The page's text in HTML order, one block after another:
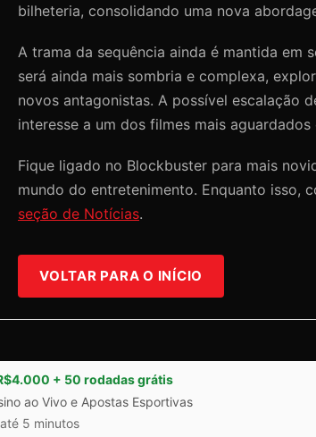
bilheteria, consolidando uma nova
A trama da sequência ainda é mantida em
será ainda mais sombria e complexa,
novos antagonistas. A possível escalação
interesse a um dos filmes mais aguardados
Fique ligado no Blockbuster para mais
mundo do entretenimento. Enquanto isso,
seção de Notícias.
VOLTAR PARA O INÍCIO
+ 50 rodadas grátis
ao Vivo e Apostas Esportivas
5 minutos